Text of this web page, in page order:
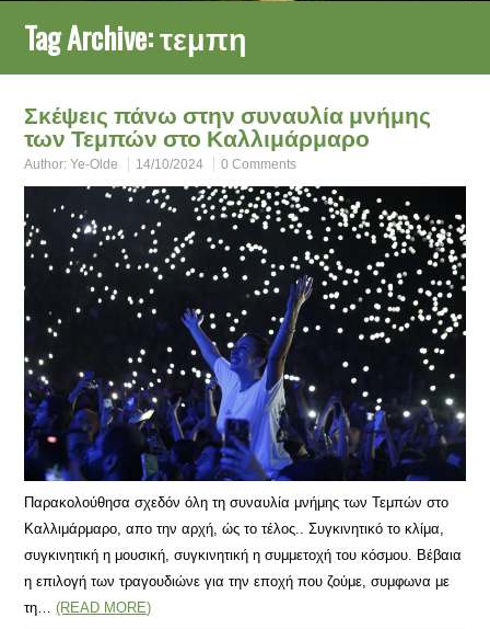
Tag Archive:τεμπη
Σκέψεις πάνω στην συναυλία μνήμης
των Τεμπών στο Καλλιμάρμαρο
Author:Ye-Olde 14/10/2024 0 Comments
Παρακολούθησα σχεδόν όλη τη συναυλία μνήμης των Τεμπών στο
Καλλιμάρμαρο, απο την αρχή, ώς το τέλος.. Συγκινητικό το κλίμα,
συγκινητική η μουσική, συγκινητική η συμμετοχή του κόσμου. Βέβαια
η επιλογή των τραγουδιώνε για την εποχή που ζούμε, συμφωνα με
τη…(READ MORE)